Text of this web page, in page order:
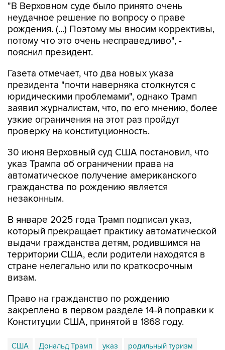
"В Верховном суде было принято очень
неудачное решение по вопросу о праве
рождения. (...) Поэтому мы вносим коррективы,
потому что это очень несправедливо", -
пояснил президент.
Газета отмечает, что два новых указа
президента "почти наверняка столкнутся с
юридическими проблемами", однако Трамп
заявил журналистам, что, по его мнению, более
узкие ограничения на этот раз пройдут
проверку на конституционность.
30 июня Верховный суд США постановил, что
указ Трампа об ограничении права на
автоматическое получение американского
гражданства по рождению является
незаконным.
В январе 2025 года Трамп подписал указ,
который прекращает практику автоматической
выдачи гражданства детям, родившимся на
территории США, если родители находятся в
стране нелегально или по краткосрочным
визам.
Право на гражданство по рождению
закреплено в первом разделе 14-й поправки к
Конституции США, принятой в 1868 году.
США Дональд Трамп указ родильный туризм